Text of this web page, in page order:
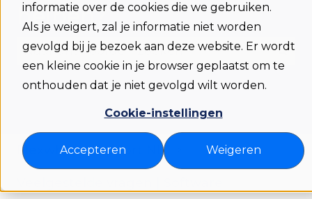
informatie over de cookies die we gebruiken.
Als je weigert, zal je informatie niet worden
gevolgd bij je bezoek aan deze website. Er wordt
een kleine cookie in je browser geplaatst om te
onthouden dat je niet gevolgd wilt worden.
Cookie-instellingen
Accepteren Weigeren
helpen?
Er zijn geen suggesties want het zoekveld
Flexwhere support NL